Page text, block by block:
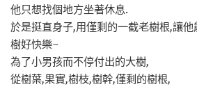
他只想找個地方坐著休息.
於是挺直身子,用僅剩的一截老樹根,讓他
樹好快樂~
為了小男孩而不停付出的大樹,
從樹葉,果實,樹枝,樹幹,僅剩的樹根,